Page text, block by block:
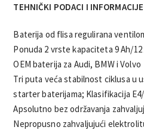
TEHNIČKI PODACI I INFORMACIJE
Baterija od flisa regulirana
Ponuda 2 vrste kapaciteta 9 Ah/12
OEM baterija za Audi, BMW i Volvo
Tri puta veća stabilnost ciklusa u
starter baterijama; Klasifikacija E4/
Apsolutno bez održavanja
Nepropusno zahvaljujući